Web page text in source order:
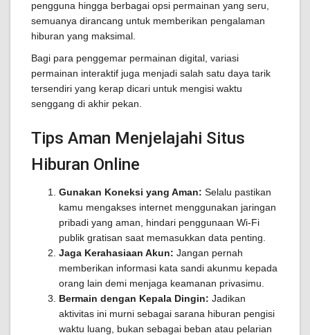
pengguna hingga berbagai opsi permainan yang seru,
semuanya dirancang untuk memberikan pengalaman
hiburan yang maksimal.
Bagi para penggemar permainan digital, variasi
permainan interaktif juga menjadi salah satu daya tarik
tersendiri yang kerap dicari untuk mengisi waktu
senggang di akhir pekan.
Tips Aman Menjelajahi Situs
Hiburan Online
Gunakan Koneksi yang Aman: Selalu pastikan
kamu mengakses internet menggunakan jaringan
pribadi yang aman, hindari penggunaan Wi-Fi
publik gratisan saat memasukkan data penting.
Jaga Kerahasiaan Akun: Jangan pernah
memberikan informasi kata sandi akunmu kepada
orang lain demi menjaga keamanan privasimu.
Bermain dengan Kepala Dingin: Jadikan
aktivitas ini murni sebagai sarana hiburan pengisi
waktu luang, bukan sebagai beban atau pelarian